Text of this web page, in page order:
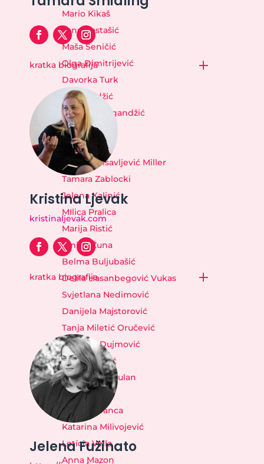
Mario Kikaš
Lana Bastašić
Maša Seničić
Olga Dimitrijević
Davorka Turk
Alma Midžić
Danijela Dugandžić
Lala Raščić
Tijana Okić
Fuada Milisavljević Miller
Tamara Zablocki
Jelena Kalinić
MIlica Pralica
Marija Ristić
Emina Žuna
Belma Buljubašić
Delila Hasanbegović Vukas
Svjetlana Nedimović
Danijela Majstorović
Tanja Miletić Oručević
Sonja M. Dujmović
Selma Asotić
Jadranka Ćuzulan
Biljana Kašić
Ayelén Branca
Katarina Milivojević
Letícia Vella
Anna Mazon
kratka biografija
Kristina Ljevak
kristinaljevak.com
kratka biografija
Jelena Fužinato